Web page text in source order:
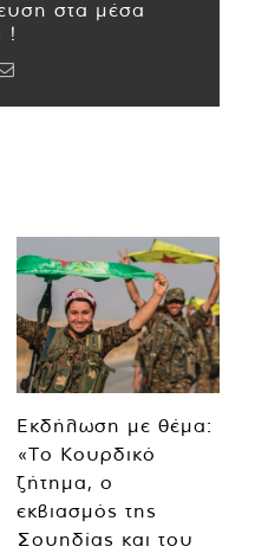
στα μέσα
!
Email
Εκδήλωση με θέμα:
«Το Κουρδικό
ζήτημα, ο
εκβιασμός της
Σουηδίας και του